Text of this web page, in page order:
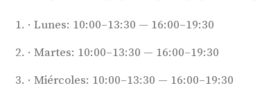
Lunes: 10:00–13:30 — 16:00–19:30
Martes: 10:00–13:30 — 16:00–19:30
Miércoles: 10:00–13:30 — 16:00–19:30